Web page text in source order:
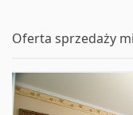
Oferta sprzedaży